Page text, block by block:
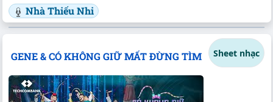
Nhà Thiếu Nhi
GENE & CÓ KHÔNG GIỮ MẤT ĐỪNG TÌM Sheet nhạc